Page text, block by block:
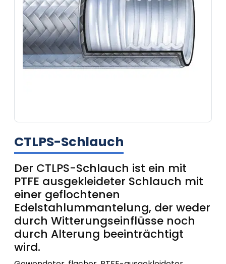
CTLPS-Schlauch
Der CTLPS-Schlauch ist ein mit
PTFE ausgekleideter Schlauch mit
einer geflochtenen
Edelstahlummantelung, der weder
durch Witterungseinflüsse noch
durch Alterung beeinträchtigt
wird.